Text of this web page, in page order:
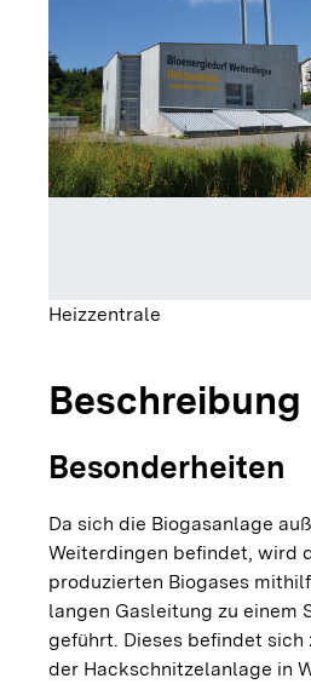
Heizzentrale
Beschreibung
Besonderheiten
Da sich die Biogasanlage
Weiterdingen befindet, wird
produzierten Biogases
langen Gasleitung zu einem
geführt. Dieses befindet sich
der Hackschnitzelanlage in